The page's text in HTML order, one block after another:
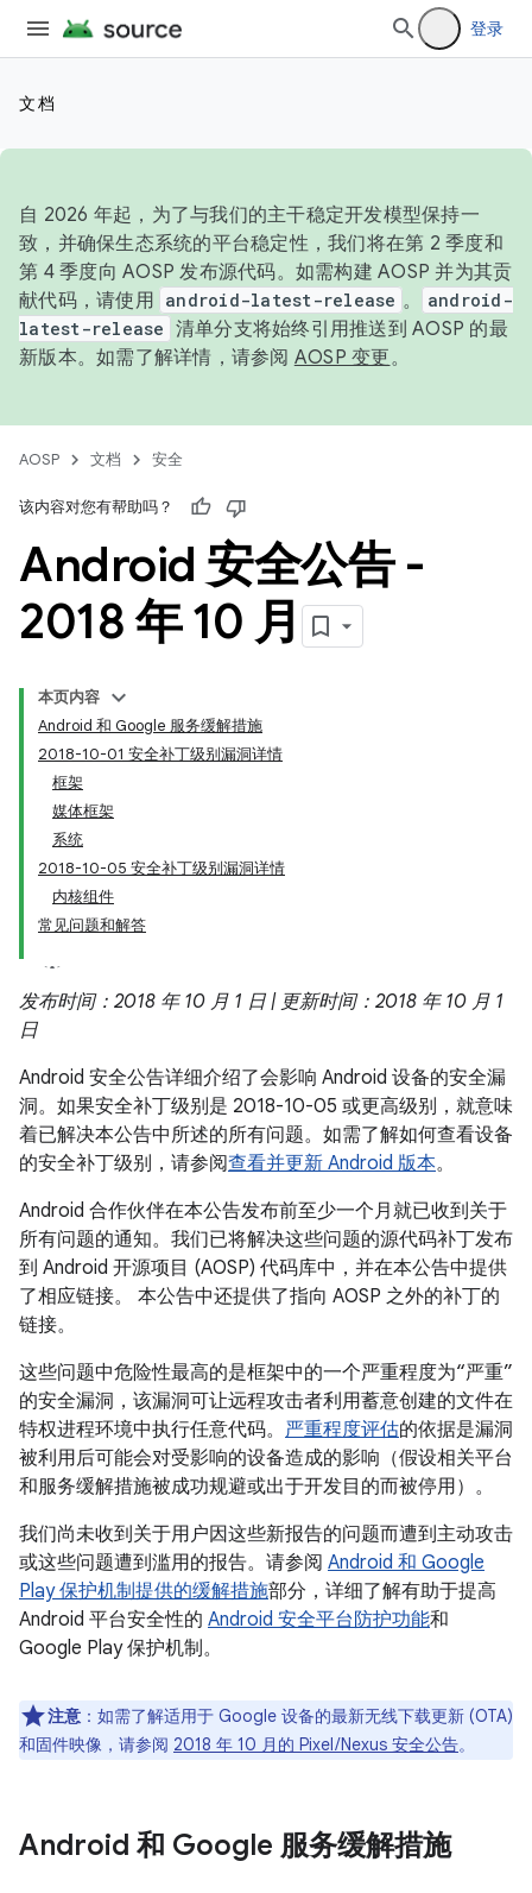
登录
文档
自 2026 年起，为了与我们的主干稳定开发模型保持一
致，并确保生态系统的平台稳定性，我们将在第 2 季度和
第 4 季度向 AOSP 发布源代码。如需构建 AOSP 并为其贡
献代码，请使用 android-latest-release 。
android-
latest-release 清单分支将始终引用推送到 AOSP 的最
新版本。如需了解详情，请参阅 AOSP 变更。
AOSP 文档 安全
该内容对您有帮助吗？
Android 安全公告 -
2018 年 10 月
本页内容
Android 和 Google 服务缓解措施
2018-10-01 安全补丁级别漏洞详情
框架
媒体框架
系统
2018-10-05 安全补丁级别漏洞详情
内核组件
常见问题和解答
发布时间：2018 年 10 月 1 日 | 更新时间：2018 年 10 月 1
日
Android 安全公告详细介绍了会影响 Android 设备的安全漏
洞。如果安全补丁级别是 2018-10-05 或更高级别，就意味
着已解决本公告中所述的所有问题。如需了解如何查看设备
的安全补丁级别，请参阅查看并更新 Android 版本。
Android 合作伙伴在本公告发布前至少一个月就已收到关于
所有问题的通知。我们已将解决这些问题的源代码补丁发布
到 Android 开源项目 (AOSP) 代码库中，并在本公告中提供
了相应链接。 本公告中还提供了指向 AOSP 之外的补丁的
链接。
这些问题中危险性最高的是框架中的一个严重程度为“严重”
的安全漏洞，该漏洞可让远程攻击者利用蓄意创建的文件在
特权进程环境中执行任意代码。 严重程度评估的依据是漏洞
被利用后可能会对受影响的设备造成的影响（假设相关平台
和服务缓解措施被成功规避或出于开发目的而被停用）。
我们尚未收到关于用户因这些新报告的问题而遭到主动攻击
或这些问题遭到滥用的报告。请参阅 Android 和 Google
Play 保护机制提供的缓解措施部分，详细了解有助于提高
Android 平台安全性的 Android 安全平台防护功能和
Google Play 保护机制。
注意 ：如需了解适用于 Google 设备的最新无线下载更新 (OTA)
和固件映像，请参阅 2018 年 10 月的 Pixel / Nexus 安全公告。
Android 和 Google 服务缓解措施